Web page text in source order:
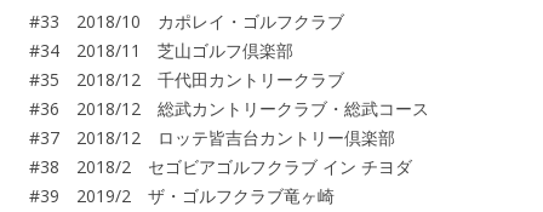
#33 2018/10 カポレイ・ゴルフクラブ
#34 2018/11 芝山ゴルフ倶楽部
#35 2018/12 千代田カントリークラブ
#36 2018/12 総武カントリークラブ・総武コース
#37 2018/12 ロッテ皆吉台カントリー倶楽部
#38 2018/2 セゴビアゴルフクラブ イン チヨダ
#39 2019/2 ザ・ゴルフクラブ竜ヶ崎